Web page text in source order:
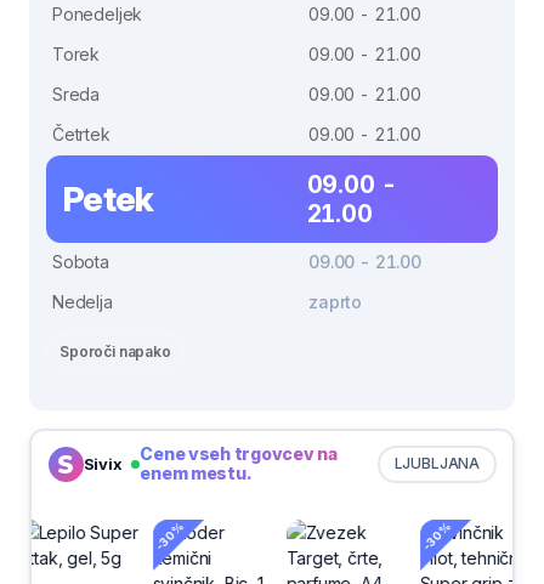
Ponedeljek
09.00 - 21.00
Torek
09.00 - 21.00
Sreda
09.00 - 21.00
Četrtek
09.00 - 21.00
Petek
09.00 -
21.00
Sobota
09.00 - 21.00
Nedelja
zaprto
Sporoči napako
Sivix LJUBLJANA
Cene vseh trgovcev na
enem mestu.
-30%